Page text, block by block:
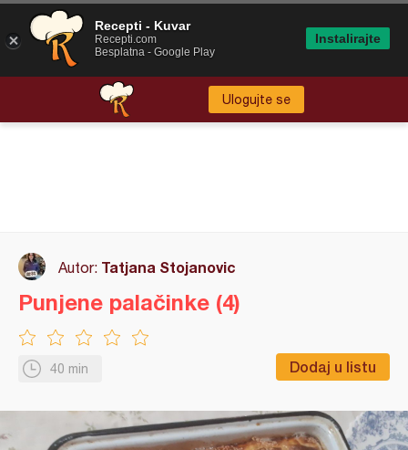
Ulogujte se
Autor: Tatjana Stojanovic
40 min Dodaj u listu
Punjene palačinke (4)
Recepti - Kuvar
Recepti.com
Besplatna - Google Play
Instalirajte